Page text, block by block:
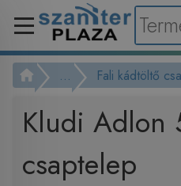
... Fali kádtöltő
Kludi Adlon
csaptelep